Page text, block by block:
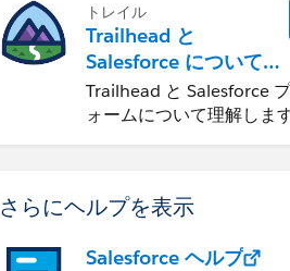
トレイル
Trailhead と
Salesforce について
学ぶ
Trailhead と Salesforce
ォームについて理解します
さらにヘルプを表示
Salesforce ヘルプ